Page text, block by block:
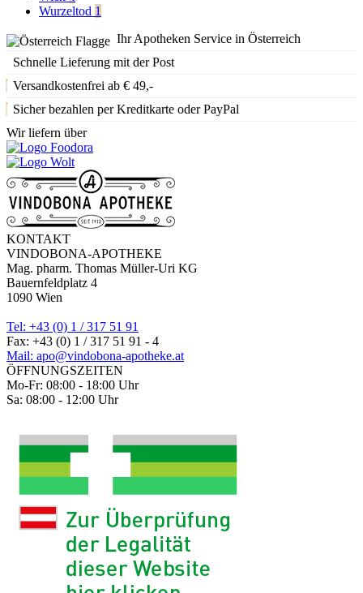
Wurzeltod 1
Ihr Apotheken Service in Österreich
Schnelle Lieferung mit der Post
Versandkostenfrei ab € 49,-
Sicher bezahlen per Kreditkarte oder PayPal
Wir liefern über
KONTAKT
VINDOBONA-APOTHEKE
Mag. pharm. Thomas Müller-Uri KG
Bauernfeldplatz 4
1090 Wien
Tel: +43 (0) 1 / 317 51 91
Fax: +43 (0) 1 / 317 51 91 - 4
Mail: apo@vindobona-apotheke.at
ÖFFNUNGSZEITEN
Mo-Fr: 08:00 - 18:00 Uhr
Sa: 08:00 - 12:00 Uhr